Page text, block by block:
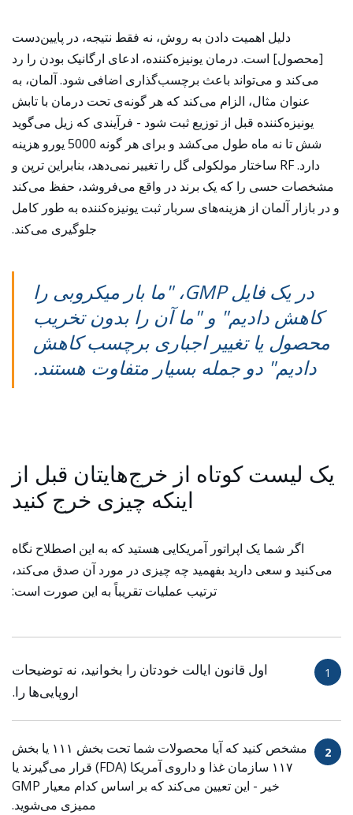
دلیل اهمیت دادن به روش، نه فقط نتیجه، در پایین‌دست
[محصول] است. درمان یونیزه‌کننده، ادعای ارگانیک بودن را رد
می‌کند و می‌تواند باعث برچسب‌گذاری اضافی شود. آلمان، به
عنوان مثال، الزام می‌کند که هر گونه‌ی تحت درمان با تابش
یونیزه‌کننده قبل از توزیع ثبت شود - فرآیندی که زیل می‌گوید
شش تا نه ماه طول می‌کشد و برای هر گونه 5000 یورو هزینه
دارد. RF ساختار مولکولی گل را تغییر نمی‌دهد، بنابراین ترپن و
مشخصات حسی را که یک برند در واقع می‌فروشد، حفظ می‌کند
و در بازار آلمان از هزینه‌های سربار ثبت یونیزه‌کننده به طور کامل
جلوگیری می‌کند.
در یک فایل GMP، "ما بار میکروبی را
کاهش دادیم" و "ما آن را بدون تخریب
محصول یا تغییر اجباری برچسب کاهش
دادیم" دو جمله بسیار متفاوت هستند.
یک لیست کوتاه از خرج‌هایتان قبل از
اینکه چیزی خرج کنید
اگر شما یک اپراتور آمریکایی هستید که به این اصطلاح نگاه
می‌کنید و سعی دارید بفهمید چه چیزی در مورد آن صدق می‌کند،
ترتیب عملیات تقریباً به این صورت است:
1
اول قانون ایالت خودتان را بخوانید، نه توضیحات
اروپایی‌ها را.
2
مشخص کنید که آیا محصولات شما تحت بخش ۱۱۱ یا بخش
۱۱۷ سازمان غذا و داروی آمریکا (FDA) قرار می‌گیرند یا
خیر - این تعیین می‌کند که بر اساس کدام معیار GMP
ممیزی می‌شوید.